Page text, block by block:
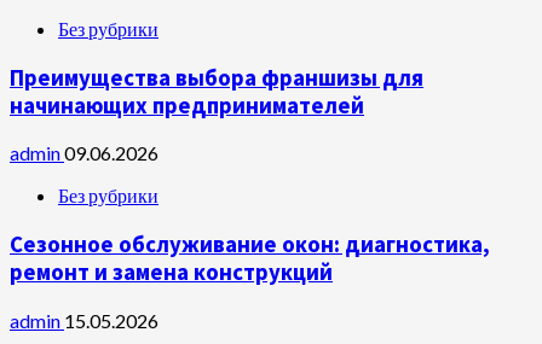
Без рубрики
Преимущества выбора франшизы для
начинающих предпринимателей
admin09.06.2026
Без рубрики
Сезонное обслуживание окон: диагностика,
ремонт и замена конструкций
admin 15.05.2026